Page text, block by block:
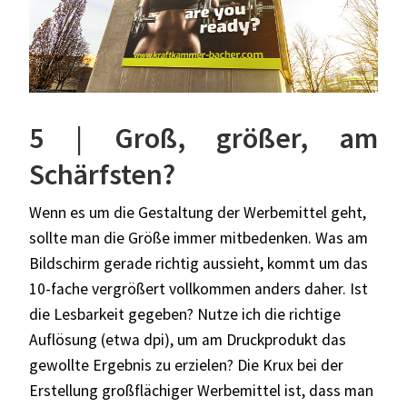
5 | Groß, größer, am
Schärfsten?
Wenn es um die Gestaltung der Werbemittel geht,
sollte man die Größe immer mitbedenken. Was am
Bildschirm gerade richtig aussieht, kommt um das
10-fache vergrößert vollkommen anders daher. Ist
die Lesbarkeit gegeben? Nutze ich die richtige
Auflösung (etwa dpi), um am Druckprodukt das
gewollte Ergebnis zu erzielen? Die Krux bei der
Erstellung großflächiger Werbemittel ist, dass man